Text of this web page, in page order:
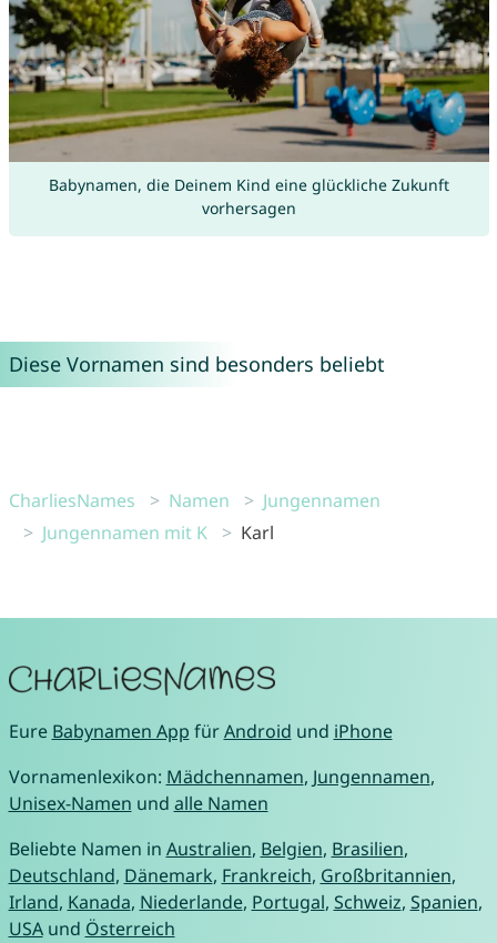
Babynamen, die Deinem Kind eine glückliche Zukunft
vorhersagen
Diese Vornamen sind besonders beliebt
CharliesNames Namen
Jungennamen
Jungennamen mit K
Karl
Eure Babynamen App fürAndroid und iPhone
Vornamenlexikon: Mädchennamen, Jungennamen,
Unisex-Namen und alle Namen
Beliebte Namen in Australien, Belgien, Brasilien,
Deutschland, Dänemark, Frankreich, Großbritannien,
Irland, Kanada, Niederlande, Portugal, Schweiz, Spanien,
USAund Österreich